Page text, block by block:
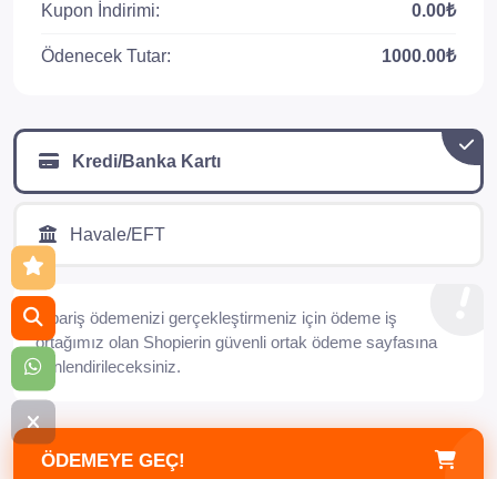
Kupon İndirimi: 0.00₺
Ödenecek Tutar: 1000.00₺
Kredi/Banka Kartı
Havale/EFT
Sipariş ödemenizi gerçekleştirmeniz için ödeme iş
ortağımız olan Shopierin güvenli ortak ödeme sayfasına
yönlendirileceksiniz.
ÖDEMEYE GEÇ!